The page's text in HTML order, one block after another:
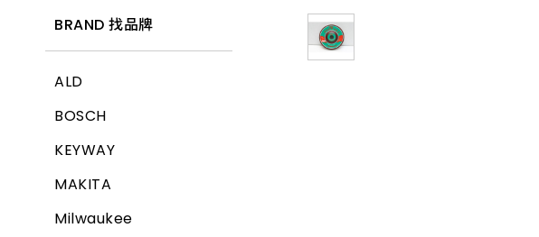
BRAND 找品牌
ALD
BOSCH
KEYWAY
MAKITA
Milwaukee